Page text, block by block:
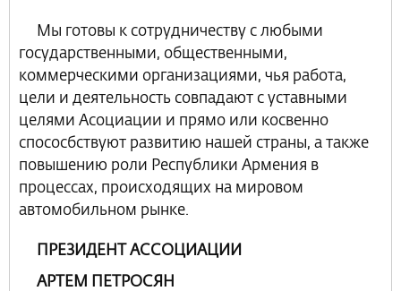
Мы готовы к сотрудничеству с любыми
государственными, общественными,
коммерческими организациями, чья работа,
цели и деятельность совпадают с уставными
целями Асоциации и прямо или косвенно
спососбствуют развитию нашей страны, а также
повышению роли Республики Армения в
процессах, происходящих на мировом
автомобильном рынке.
ПРЕЗИДЕНТ АССОЦИАЦИИ
АРТЕМ ПЕТРОСЯН